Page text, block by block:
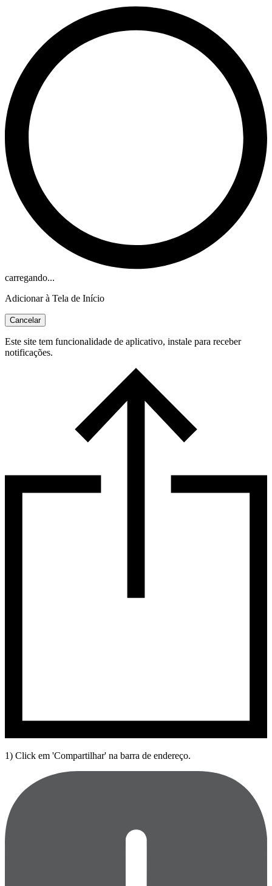
carregando...
Adicionar à Tela de Início
Cancelar
Este site tem funcionalidade de aplicativo, instale para receber
notificações.
1) Click em 'Compartilhar' na barra de endereço.